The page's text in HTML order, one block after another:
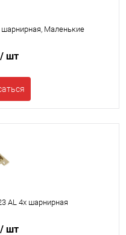
Маленькие
/ шт
AL 4х шарнирная
/ шт